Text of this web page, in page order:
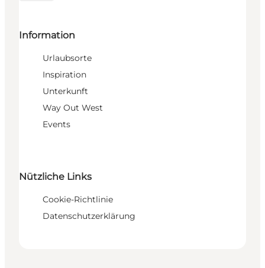
Information
Urlaubsorte
Inspiration
Unterkunft
Way Out West
Events
Nützliche Links
Cookie-Richtlinie
Datenschutzerklärung